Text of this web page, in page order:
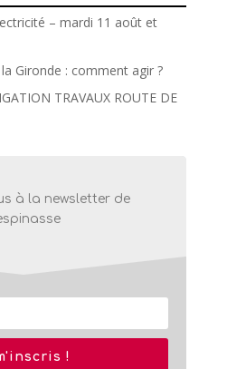
– mardi 11 août et
Gironde : comment agir ?
TRAVAUX ROUTE DE
à la newsletter de
!